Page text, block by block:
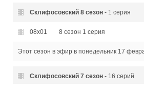
Склифосовский 8 сезон- 1 серия
08x01 8 сезон 1 серия
Этот сезон в эфир в понедельник 17
Склифосовский 7 сезон- 16 серий